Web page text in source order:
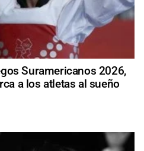
Suramericanos 2026,
a los atletas al sueño